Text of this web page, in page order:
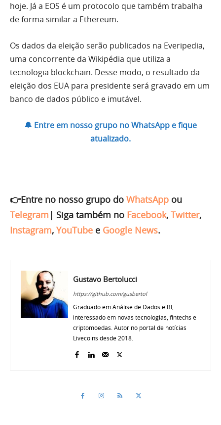
hoje. Já a EOS é um protocolo que também trabalha
de forma similar a Ethereum.
Os dados da eleição serão publicados na Everipedia,
uma concorrente da Wikipédia que utiliza a
tecnologia blockchain. Desse modo, o resultado da
eleição dos EUA para presidente será gravado em um
banco de dados público e imutável.
🔔 Entre em nosso grupo no WhatsApp e fique
atualizado.
👉Entre no nosso grupo do WhatsApp ou
Telegram | Siga também no Facebook, Twitter,
Instagram, YouTube e Google News.
Gustavo Bertolucci
https://github.com/gusbertol
Graduado em Análise de Dados e BI,
interessado em novas tecnologias, fintechs e
criptomoedas. Autor no portal de notícias
Livecoins desde 2018.